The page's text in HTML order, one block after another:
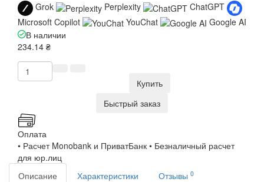
Grok Perplexity
ChatGPT
Microsoft Copilot
YouChat
Google AI
В наличии
234.14 ₴
Купить
Быстрый заказ
Оплата
• Расчет Monobank и ПриватБанк • Безналичный расчет
для юр.лиц
Описание
Характеристики Отзывы 0